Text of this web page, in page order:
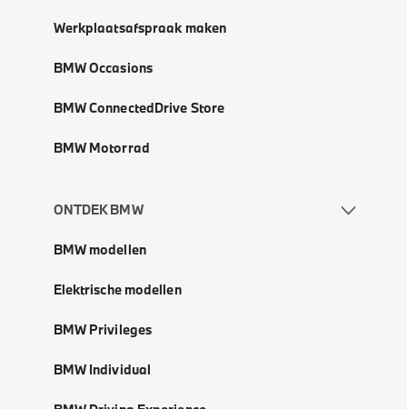
Werkplaatsafspraak maken
BMW Occasions
BMW ConnectedDrive Store
BMW Motorrad
ONTDEK BMW
BMW modellen
Elektrische modellen
BMW Privileges
BMW Individual